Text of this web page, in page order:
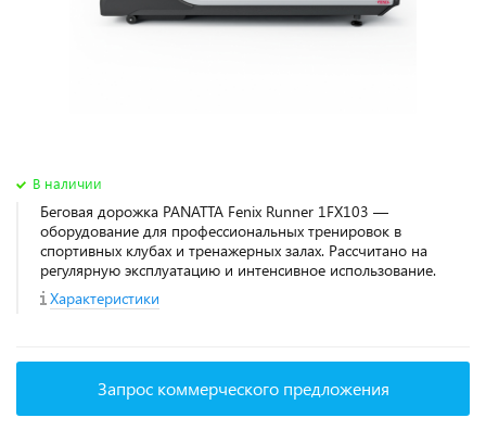
В наличии
Беговая дорожка PANATTA Fenix Runner 1FX103 —
оборудование для профессиональных тренировок в
спортивных клубах и тренажерных залах. Рассчитано на
регулярную эксплуатацию и интенсивное использование.
Характеристики
Запрос коммерческого предложения